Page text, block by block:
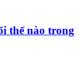
thế nào trong